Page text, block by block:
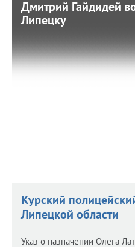
Дмитрий Гайдидей
Липецку
Дмитрий
Полковник полиции
Курский
Липецкой области
Указ о назначении Олега